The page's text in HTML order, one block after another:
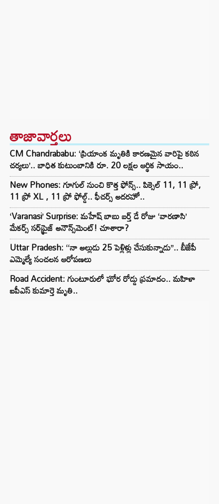
తాజావార్తలు
CM Chandrababu: ‘ప్రియాంక మృతికి కారణమైన వారిపై కఠిన
చర్యలు’.. బాధిత కుటుంబానికి రూ. 20 లక్షల ఆర్థిక సాయం..
New Phones: గూగుల్ నుంచి కొత్త ఫోన్స్.. పిక్సెల్ 11, 11 ప్రో,
11 ప్రో XL , 11 ప్రో ఫోల్డ్.. ఫీచర్స్ అదరహో..
‘Varanasi’ Surprise: మహేష్ బాబు బర్త్ డే రోజు ‘వారణాసి’
మేకర్స్ సర్‌ప్రైజ్ అనౌన్స్‌మెంట్! చూశారా?
Uttar Pradesh: ‘‘నా అల్లుడు 25 పెళ్లిళ్లు చేసుకున్నాడు’’.. బీజేపీ
ఎమ్మెల్యే సంచలన ఆరోపణలు
Road Accident: గుంటూరులో ఘోర రోడ్డు ప్రమాదం.. మహిళా
ఐపీఎస్ కుమార్తె మృతి..